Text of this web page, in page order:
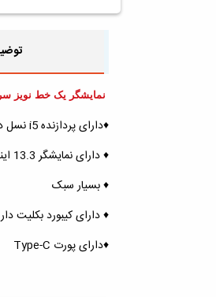
نمایشگر یک خط نویز
♦️دارای پردازنده i5 نسل ده
♦️ دارای نمایشگر 13.3 اینچی با رزولوشن 2560x1600
♦️ بسیار سبک
♦️ دارای کیبورد بکلیت دار
♦️دارای پورت Type-C